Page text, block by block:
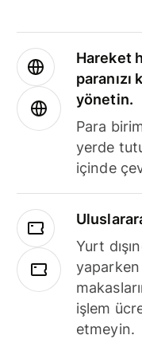
Hareket
yönetin.
Para
yerde
içinde
Yurt
işlem
etmeyin.